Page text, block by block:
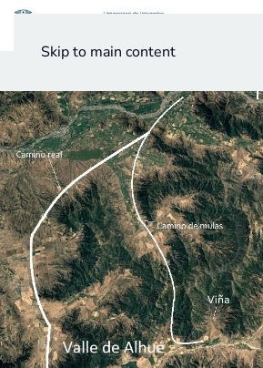
Skip to main content